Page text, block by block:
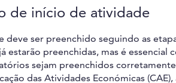
de início de atividade
deve ser preenchido seguindo as
estarão preenchidas, mas é essencial
sejam preenchidos
das Atividades Económicas (CAE),